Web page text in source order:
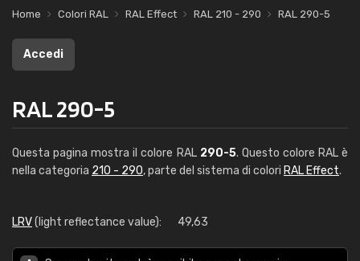
Home Colori RAL RAL Effect RAL 210 - 290 RAL 290-5
Accedi
RAL 290-5
Questa pagina mostra il colore RAL 290-5. Questo colore RAL è
nella categoria 210 - 290, parte del sistema di colori RAL Effect.
LRV(light reflectance value): 49,63